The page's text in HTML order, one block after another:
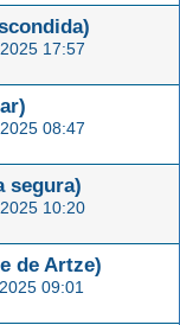
17:57
08:47
segura)
10:20
de Artze)
09:01